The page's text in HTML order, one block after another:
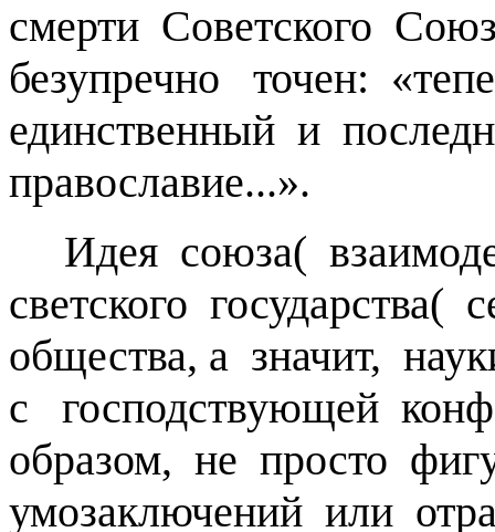
смерти Советского
безупречно точен:
единственный и
православие...».
Идея союза(
светского государства(
общества, а значит,
с господствующей
образом, не просто
умозаключений или